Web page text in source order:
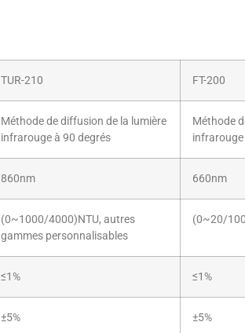
TUR-210 FT-200
Méthode de diffusion de la lumière
infrarouge à 90 degrés
Méthode
infrarouge
860nm 660nm
(0~1000/4000)NTU, autres
gammes personnalisables
(0~20/
≤1% ≤1%
±5% ±5%